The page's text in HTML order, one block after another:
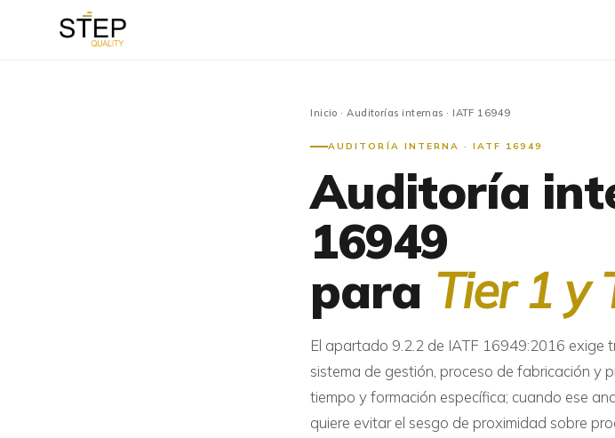
Inicio ·Auditorías internas · IATF 16949
AUDITORÍA INTERNA · IATF 16949
Auditoría
16949
para Tier 1 y
El apartado 9.2.2 de IATF 16949:2016 exige
sistema de gestión, proceso de fabricación y
tiempo y formación específica; cuando ese
quiere evitar el sesgo de proximidad sobre